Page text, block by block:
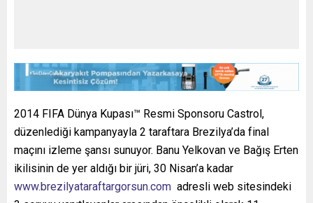
2014 FIFA Dünya Kupası™ Resmi Sponsoru Castrol,
düzenlediği kampanyayla 2 taraftara Brezilya’da final
maçını izleme şansı sunuyor. Banu Yelkovan ve Bağış Erten
ikilisinin de yer aldığı bir jüri, 30 Nisan’a kadar
www.brezilyataraftargorsun.com adresli web sitesindeki